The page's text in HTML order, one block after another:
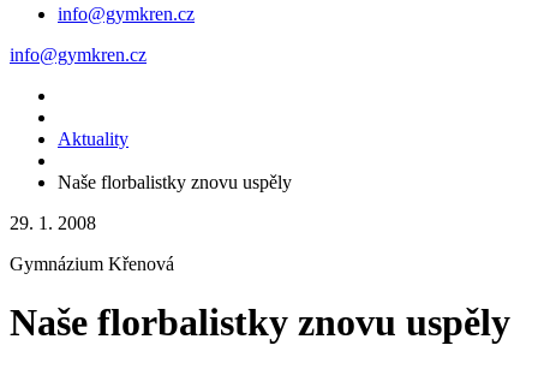
info@gymkren.cz
info@gymkren.cz
Aktuality
Naše florbalistky znovu uspěly
29. 1. 2008
Gymnázium Křenová
Naše florbalistky znovu uspěly